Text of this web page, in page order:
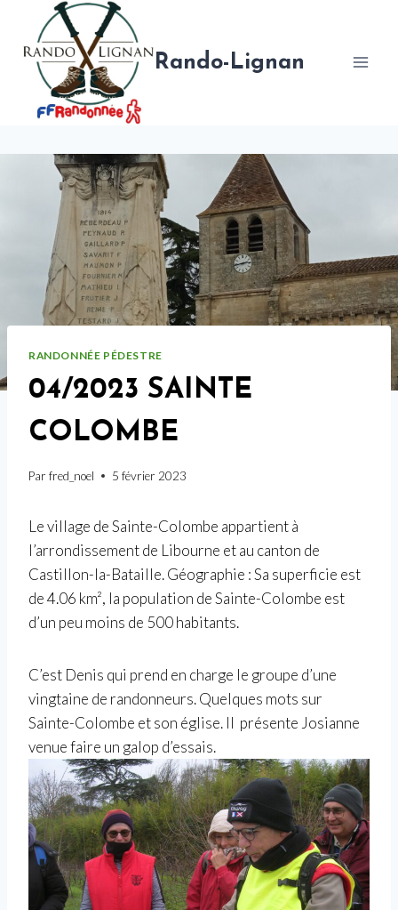
contenu
Rando-Lignan
RANDONNÉE PÉDESTRE
04/2023 SAINTE
COLOMBE
Par fred_noel 5 février 2023
Le village de Sainte-Colombe appartient à
l’arrondissement de Libourne et au canton de
Castillon-la-Bataille. Géographie : Sa superficie est
de 4.06 km², la population de Sainte-Colombe est
d’un peu moins de 500 habitants.
C’est Denis qui prend en charge le groupe d’une
vingtaine de randonneurs. Quelques mots sur
Sainte-Colombe et son église. Il présente Josianne
venue faire un galop d’essais.